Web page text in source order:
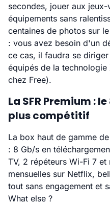
secondes, jouer aux
équipements sans
centaines de photos sur
: vous avez besoin d'un
ce cas, il faudra se
équipés de la technologie
chez Free).
La SFR Premium :
plus compétitif
La box haut de gamme
: 8 Gb/s en
TV, 2 répéteurs Wi-Fi 7 et
mensuelles sur Netflix,
tout sans engagement et
What else ?